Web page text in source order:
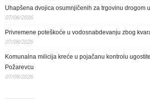
Uhapšena dvojica osumnjičenih za trgovinu drogom
07/08/2026
Privremene poteškoće u vodosnabdevanju zbog
07/08/2026
Komunalna milicija kreće u pojačanu kontrolu
Požarevcu
07/08/2026